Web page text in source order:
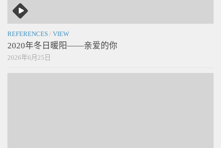
REFERENCES / VIEW
2020年冬日暖阳——亲爱的你
2026年6月25日